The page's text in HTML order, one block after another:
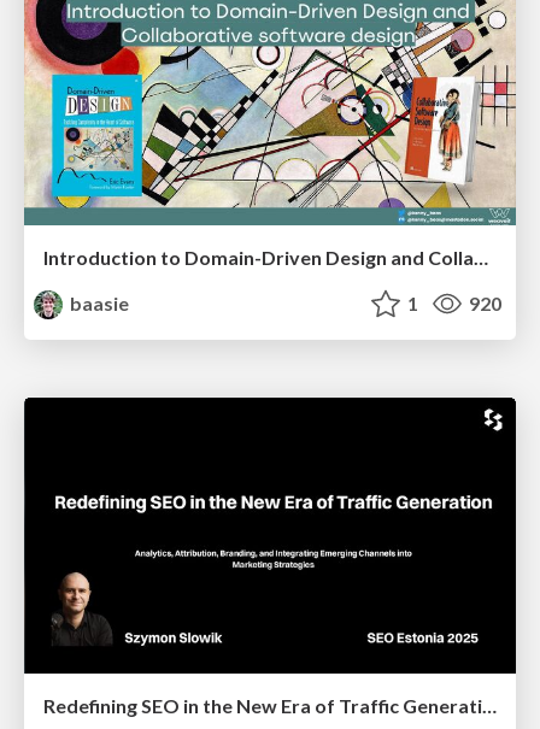
Introduction to Domain-Driven Design and Collaborative software design
baasie
1 920
Redefining SEO in the New Era of Traffic Generation